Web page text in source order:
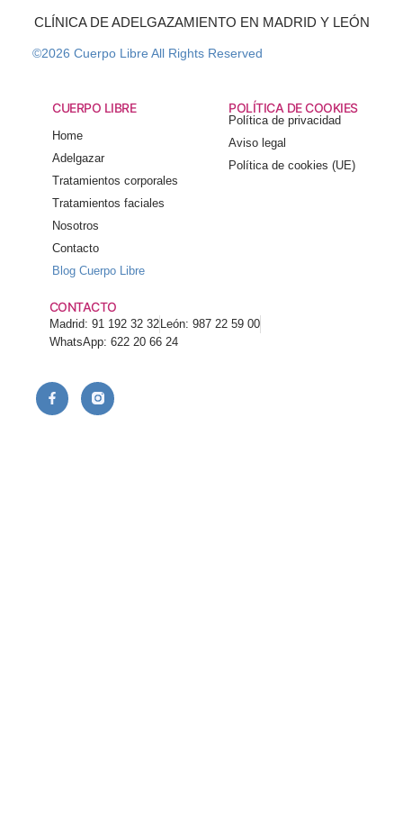
CLÍNICA DE ADELGAZAMIENTO EN MADRID Y LEÓN
©2026 Cuerpo Libre All Rights Reserved
CUERPO LIBRE
Home
Adelgazar
Tratamientos corporales
Tratamientos faciales
Nosotros
Contacto
Blog Cuerpo Libre
POLÍTICA DE COOKIES
Política de privacidad
Aviso legal
Política de cookies (UE)
CONTACTO
Madrid: 91 192 32 32 León: 987 22 59 00
WhatsApp: 622 20 66 24